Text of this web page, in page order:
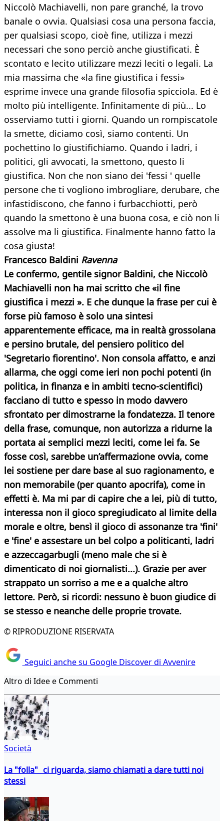
Niccolò Machiavelli, non pare granché, la trovo
banale o ovvia. Qualsiasi cosa una persona faccia,
per qualsiasi scopo, cioè fine, utilizza i mezzi
necessari che sono perciò anche giustificati. È
scontato e lecito utilizzare mezzi leciti o legali. La
mia massima che «la fine giustifica i fessi»
esprime invece una grande filosofia spicciola. Ed è
molto più intelligente. Infinitamente di più... Lo
osserviamo tutti i giorni. Quando un rompiscatole
la smette, diciamo così, siamo contenti. Un
pochettino lo giustifichiamo. Quando i ladri, i
politici, gli avvocati, la smettono, questo li
giustifica. Non che non siano dei 'fessi ' quelle
persone che ti vogliono imbrogliare, derubare, che
infastidiscono, che fanno i furbacchiotti, però
quando la smettono è una buona cosa, e ciò non li
assolve ma li giustifica. Finalmente hanno fatto la
cosa giusta!
Francesco Baldini Ravenna
Le confermo, gentile signor Baldini, che Niccolò
Machiavelli non ha mai scritto che «il fine
giustifica i mezzi ». E che dunque la frase per cui è
forse più famoso è solo una sintesi
apparentemente efficace, ma in realtà grossolana
e persino brutale, del pensiero politico del
'Segretario fiorentino'. Non consola affatto, e anzi
allarma, che oggi come ieri non pochi potenti (in
politica, in finanza e in ambiti tecno-scientifici)
facciano di tutto e spesso in modo davvero
sfrontato per dimostrarne la fondatezza. Il tenore
della frase, comunque, non autorizza a ridurne la
portata ai semplici mezzi leciti, come lei fa. Se
fosse così, sarebbe un’affermazione ovvia, come
lei sostiene per dare base al suo ragionamento, e
non memorabile (per quanto apocrifa), come in
effetti è. Ma mi par di capire che a lei, più di tutto,
interessa non il gioco spregiudicato al limite della
morale e oltre, bensì il gioco di assonanze tra 'fini'
e 'fine' e assestare un bel colpo a politicanti, ladri
e azzeccagarbugli (meno male che si è
dimenticato di noi giornalisti...). Grazie per aver
strappato un sorriso a me e a qualche altro
lettore. Però, si ricordi: nessuno è buon giudice di
se stesso e neanche delle proprie trovate.
© RIPRODUZIONE RISERVATA
Seguici anche su Google Discover di Avvenire
Altro di Idee e Commenti
Società
La "folla" ci riguarda, siamo chiamati a dare tutti noi
stessi